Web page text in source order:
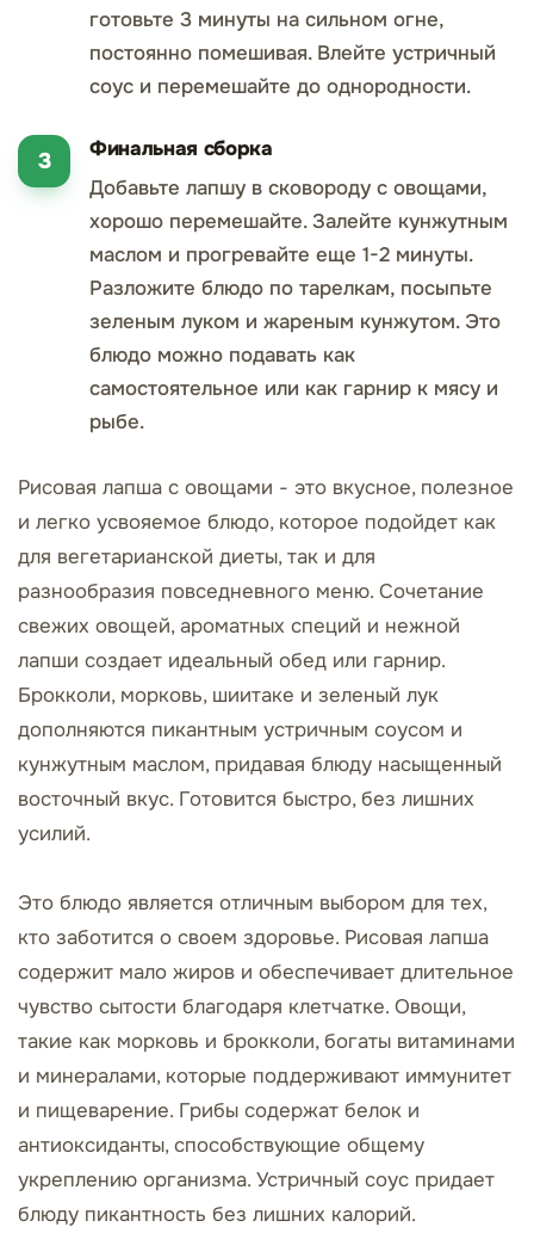
готовьте 3 минуты на сильном огне,
постоянно помешивая. Влейте устричный
соус и перемешайте до однородности.
Финальная сборка
Добавьте лапшу в сковороду с овощами,
хорошо перемешайте. Залейте кунжутным
маслом и прогревайте еще 1-2 минуты.
Разложите блюдо по тарелкам, посыпьте
зеленым луком и жареным кунжутом. Это
блюдо можно подавать как
самостоятельное или как гарнир к мясу и
рыбе.
Рисовая лапша с овощами - это вкусное, полезное
и легко усвояемое блюдо, которое подойдет как
для вегетарианской диеты, так и для
разнообразия повседневного меню. Сочетание
свежих овощей, ароматных специй и нежной
лапши создает идеальный обед или гарнир.
Брокколи, морковь, шиитаке и зеленый лук
дополняются пикантным устричным соусом и
кунжутным маслом, придавая блюду насыщенный
восточный вкус. Готовится быстро, без лишних
усилий.
Это блюдо является отличным выбором для тех,
кто заботится о своем здоровье. Рисовая лапша
содержит мало жиров и обеспечивает длительное
чувство сытости благодаря клетчатке. Овощи,
такие как морковь и брокколи, богаты витаминами
и минералами, которые поддерживают иммунитет
и пищеварение. Грибы содержат белок и
антиоксиданты, способствующие общему
укреплению организма. Устричный соус придает
блюду пикантность без лишних калорий.